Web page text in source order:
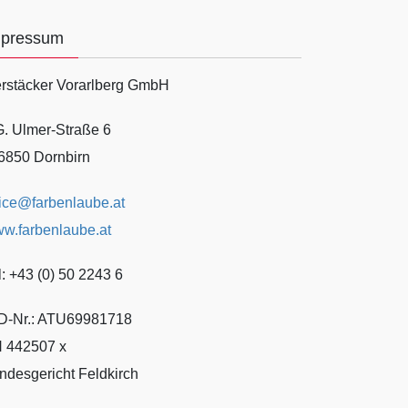
Vorarlberg GmbH
Ulmer-Straße 6
Dornbirn
+43 (0) 50 2243 6
Nr.: ATU69981718
442507 x
Feldkirch